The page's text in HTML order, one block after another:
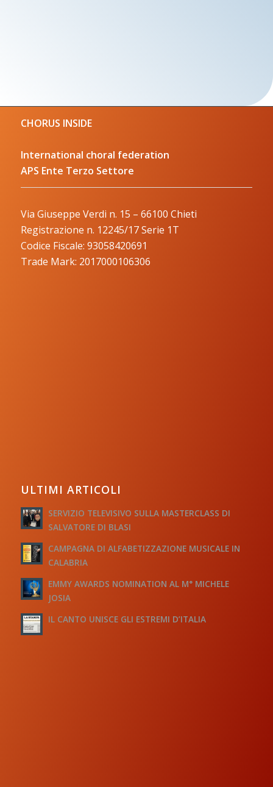
CHORUS INSIDE
International choral federation
APS Ente Terzo Settore
Via Giuseppe Verdi n. 15 – 66100 Chieti
Registrazione n. 12245/17 Serie 1T
Codice Fiscale: 93058420691
Trade Mark: 2017000106306
ULTIMI ARTICOLI
SERVIZIO TELEVISIVO SULLA MASTERCLASS DI
SALVATORE DI BLASI
CAMPAGNA DI ALFABETIZZAZIONE MUSICALE IN
CALABRIA
EMMY AWARDS NOMINATION AL M° MICHELE
JOSIA
IL CANTO UNISCE GLI ESTREMI D’ITALIA